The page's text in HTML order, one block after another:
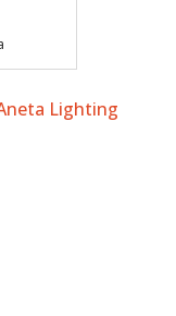
Lighting